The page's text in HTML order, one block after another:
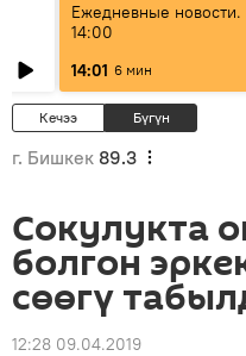
Ежедневные
14:00
14:01 6 мин
Кечээ Бүгүн
г. Бишкек 89.3
Сокулукта
болгон
сөөгү
12:28 09.04.2019